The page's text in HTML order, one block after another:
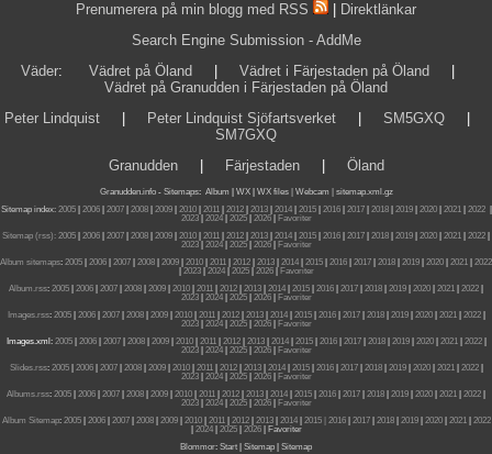
Prenumerera på min blogg med RSS
Direktlänkar
Search Engine Submission - AddMe
Väder: Vädret på Öland Vädret i Färjestaden på Öland
Vädret på Granudden i Färjestaden på Öland
Peter Lindquist
Peter Lindquist Sjöfartsverket SM5GXQ
SM7GXQ
Granudden| Färjestaden| Öland
Granudden.info- Sitemaps: Album WX WX files | Webcam |
sitemap.xml.gz
Sitemap index: 2005| 2006| 2007| 2008| 2009| 2010| 2011| 2012| 2013| 2014| 2015| 2016| 2017| 2018| 2019| 2020| 2021| 2022|
2023| 2024| 2025| 2026|
Favoriter
Sitemap (rss): 2005 2006 2007 2008 2009 2010 2011 2012 2013 2014 2015 2016 2017 2018 2019 2020 2021 2022
2023| 2024| 2025| 2026|
Favoriter
Album sitemaps: 2005 2006 2007 2008 2009 2010 2011 2012 2013 2014 2015 2016 2017 2018 2019 2020 2021
2022
2023| 2024| 2025| 2026|
Favoriter
Album.rss: 2005 2006 2007 2008 2009 2010 2011 2012 2013 2014 2015 2016 2017 2018 2019 2020 2021 2022
2023| 2024| 2025| 2026|
Favoriter
Images.rss: 2005| 2006| 2007| 2008| 2009| 2010| 2011| 2012| 2013| 2014| 2015| 2016| 2017| 2018| 2019| 2020| 2021| 2022|
2023| 2024| 2025| 2026|
Favoriter
Images.xml: 2005| 2006| 2007| 2008| 2009| 2010| 2011| 2012| 2013| 2014| 2015| 2016| 2017| 2018| 2019| 2020| 2021| 2022|
2023| 2024| 2025| 2026|
Favoriter
Slides.rss: 2005| 2006| 2007| 2008| 2009| 2010| 2011| 2012| 2013| 2014| 2015| 2016| 2017| 2018| 2019| 2020| 2021| 2022|
2023| 2024| 2025| 2026|
Favoriter
Albums.rss: 2005 2006 2007 2008 2009 2010 2011 2012 2013 2014 2015 2016 2017 2018 2019 2020 2021 2022
2023| 2024| 2025| 2026|
Favoriter
Album Sitemap: 2005| 2006| 2007| 2008| 2009| 2010| 2011| 2012| 2013| 2014| 2015 | 2016| 2017| 2018| 2019| 2020| 2021| 2022
2024| 2025| 2026|
Favoriter
Blommor: Start Sitemap
Sitemap